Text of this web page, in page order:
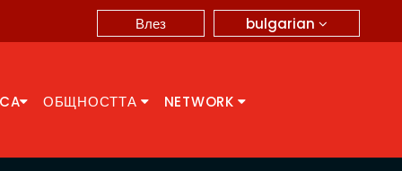
bulgarian
Влез
ОБЩНОСТТА NETWORK